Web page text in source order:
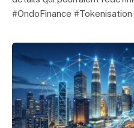
#OndoFinance